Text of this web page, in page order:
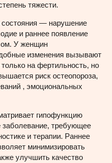
тяжести.
состояния — нарушение
и раннее появление
У женщин
изменения вызывают
на фертильность, но
риск остеопороза,
, эмоциональных
гипофункцию
заболевание, требующее
и терапии. Раннее
минимизировать
улучшить качество